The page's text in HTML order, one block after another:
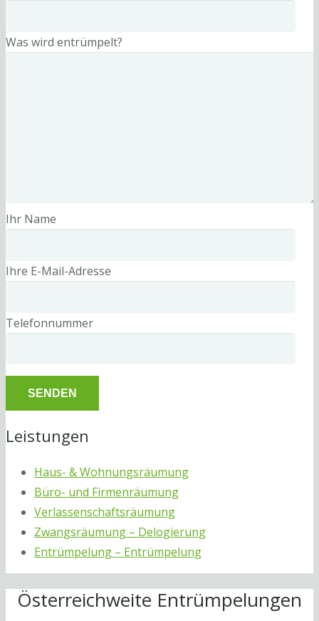
Was wird entrümpelt?
Ihr Name
Ihre E-Mail-Adresse
Telefonnummer
Leistungen
Haus- & Wohnungsräumung
Büro- und Firmenräumung
Verlassenschaftsräumung
Zwangsräumung – Delogierung
Entrümpelung – Entrümpelung
Österreichweite Entrümpelungen